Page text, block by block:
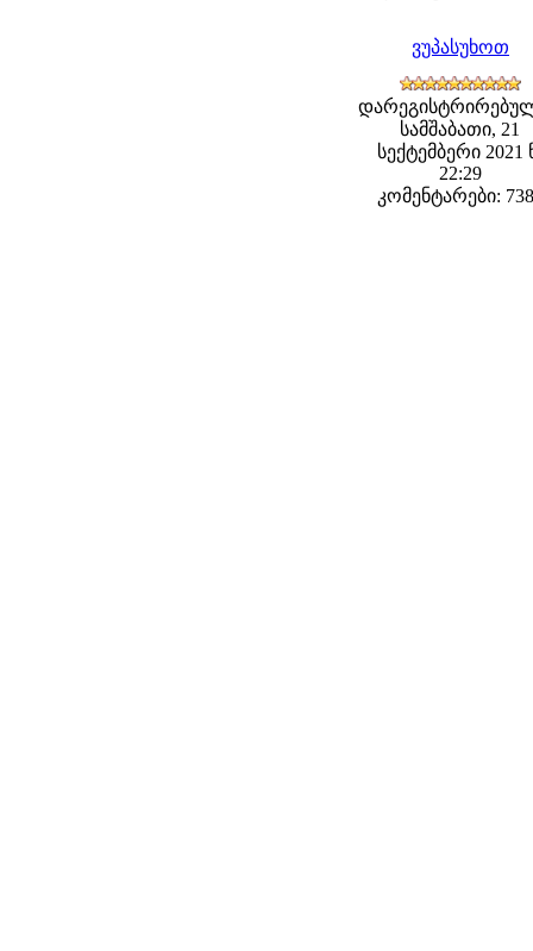
ვუპასუხოთ
სამშაბათი, 21
სექტემბერი 2021
22:29
კომენტარები: